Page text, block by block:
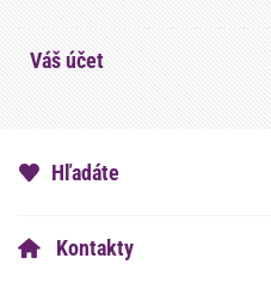
Váš účet
Hľadáte
Kontakty